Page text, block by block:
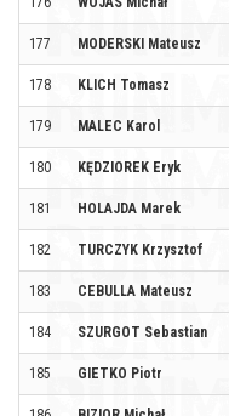
177 MODERSKI Mateusz
178 KLICH Tomasz
179 MALEC Karol
180 KĘDZIOREK Eryk
181 HOLAJDA Marek
182 TURCZYK Krzysztof
183 CEBULLA Mateusz
184 SZURGOT Sebastian
185 GIETKO Piotr